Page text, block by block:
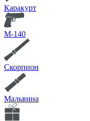
Каракурт
М-140
Скорпион
Мальвина